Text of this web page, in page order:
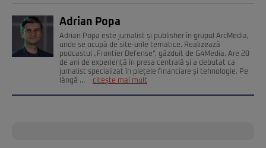
Adrian Popa
Adrian Popa este jurnalist și publisher în grupul ArcMedia,
unde se ocupă de site-urile tematice. Realizează
podcastul „Frontier Defense”, găzduit de G4Media. Are 20
de ani de experiență în presa centrală și a debutat ca
jurnalist specializat în piețele financiare și tehnologie. Pe
lângă ...
citește mai mult